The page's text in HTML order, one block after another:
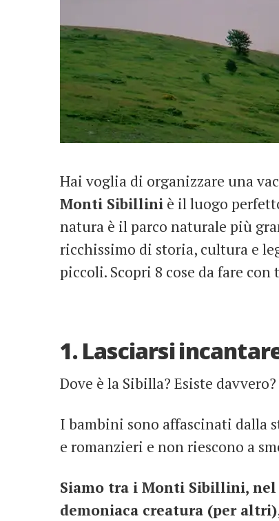
Hai voglia di organizzare una
Monti Sibillini è il luogo
natura è il parco naturale più
ricchissimo di storia, cultura e
piccoli. Scopri 8 cose da fare
1. Lasciarsi
Dove è la Sibilla? Esiste
I bambini sono affascinati dalla
e romanzieri e non riescono a
Siamo tra i Monti Sibillini,
demoniaca creatura (per altri)